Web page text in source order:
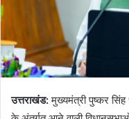
उत्तराखंड:मुख्यमंत्री पुष्कर सिंह